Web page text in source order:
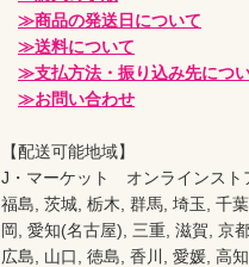
≫商品の発送日について
≫送料について
≫支払方法・振り込み先につ
≫お問い合わせ
【配送可能地域】
J・マーケット　オンラインス
福島, 茨城, 栃木, 群馬, 埼玉, 千
岡, 愛知(名古屋), 三重, 滋賀, 京
広島, 山口, 徳島, 香川, 愛媛, 高